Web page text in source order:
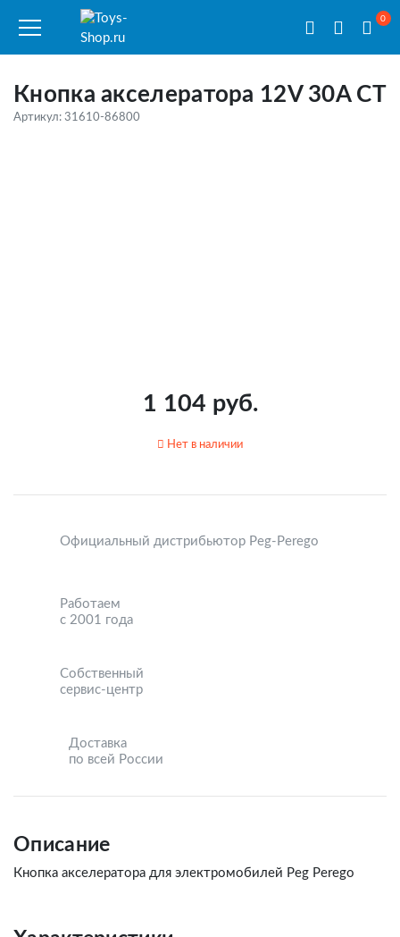
0
Кнопка акселератора 12V 30A CT
Артикул: 31610-86800
1 104 руб.
Нет в наличии
Официальный дистрибьютор Peg-Perego
Работаем
с 2001 года
Собственный
сервис-центр
Доставка
по всей России
Описание
Кнопка акселератора для электромобилей Peg Perego